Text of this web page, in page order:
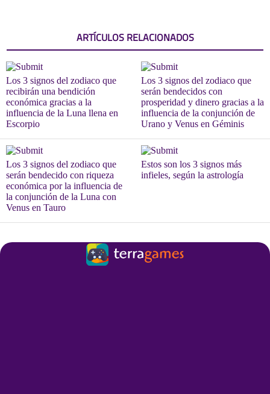
ARTÍCULOS RELACIONADOS
Los 3 signos del zodiaco que
recibirán una bendición
económica gracias a la
influencia de la Luna llena en
Escorpio
Los 3 signos del zodiaco que
serán bendecidos con
prosperidad y dinero gracias a la
influencia de la conjunción de
Urano y Venus en Géminis
Los 3 signos del zodiaco que
serán bendecido con riqueza
económica por la influencia de
la conjunción de la Luna con
Venus en Tauro
Estos son los 3 signos más
infieles, según la astrología